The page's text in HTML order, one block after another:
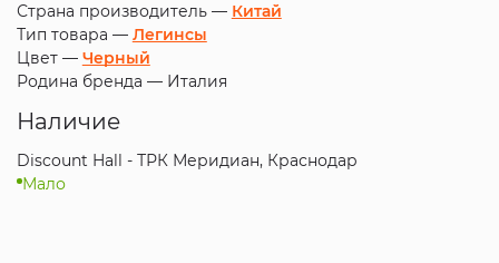
Страна производитель — Китай
Тип товара — Легинсы
Цвет — Черный
Родина бренда — Италия
Наличие
Discount Hall - ТРК Меридиан, Краснодар
Мало